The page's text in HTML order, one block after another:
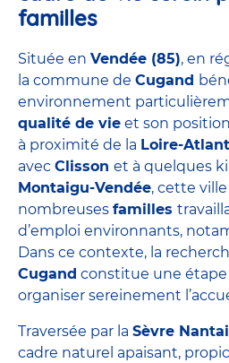
familles
Située en Vendée (85), en
la commune de Cugand
environnement
qualité de vie et son
à proximité de la Loire-
avec Clisson et à quelques
Montaigu-Vendée, cette
nombreuses familles
d’emploi environnants,
Dans ce contexte, la
Cugand constitue une
organiser sereinement
Traversée par la Sèvre
cadre naturel apaisant,